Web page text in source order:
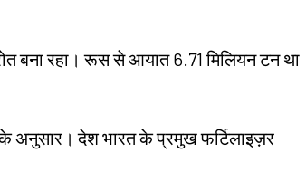
बना रहा। रूस से आयात 6.71 मिलियन टन था
अनुसार। देश भारत के प्रमुख फर्टिलाइज़र